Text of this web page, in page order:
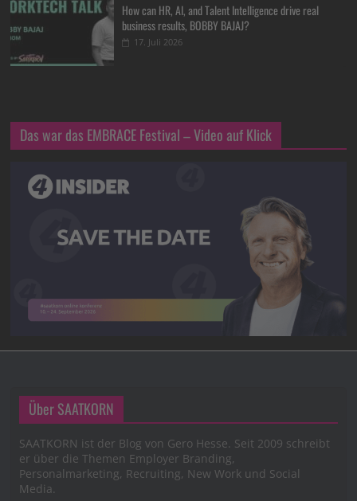
How can HR, AI, and Talent Intelligence drive real
business results, BOBBY BAJAJ?
17. Juli 2026
Das war das EMBRACE Festival – Video auf Klick
Über SAATKORN
SAATKORN ist der Blog von Gero Hesse. Seit 2009 schreibt
er über die Themen Employer Branding,
Personalmarketing, Recruiting, New Work und Social
Media.